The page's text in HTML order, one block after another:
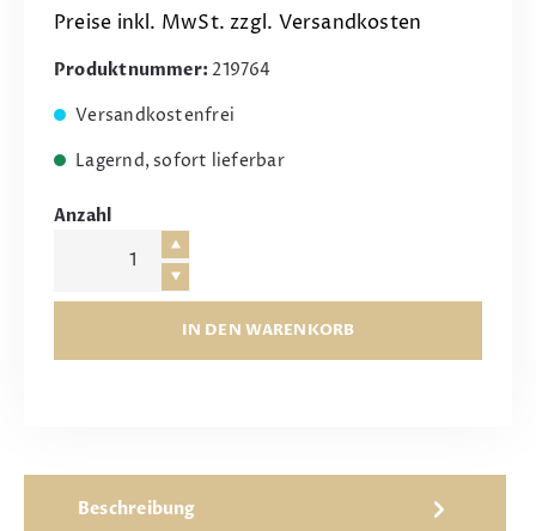
Preise inkl. MwSt. zzgl. Versandkosten
Produktnummer: 219764
Versandkostenfrei
Lagernd, sofort lieferbar
Anzahl
IN DEN WARENKORB
Beschreibung